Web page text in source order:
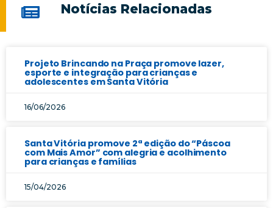
Notícias Relacionadas
Projeto Brincando na Praça promove lazer,
esporte e integração para crianças e
adolescentes em Santa Vitória
16/06/2026
Santa Vitória promove 2ª edição do “Páscoa
com Mais Amor” com alegria e acolhimento
para crianças e famílias
15/04/2026